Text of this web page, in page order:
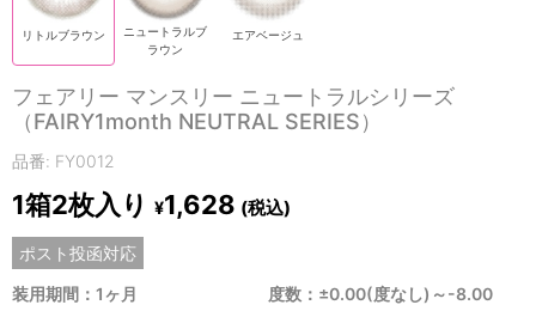
リトルブラウン
ニュートラルブ
ラウン
エアベージュ
フェアリー マンスリー ニュートラルシリーズ
（FAIRY1month NEUTRAL SERIES）
品番: FY0012
1箱2枚入り ¥1,628 (税込)
ポスト投函対応
装用期間：1ヶ月
度数：±0.00(度なし)～-8.00